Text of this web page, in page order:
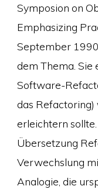
Symposion on
Emphasizing
September
dem Thema. Sie
Software-
das
erleichtern
Übersetzung
Verwechslung
Analogie, die